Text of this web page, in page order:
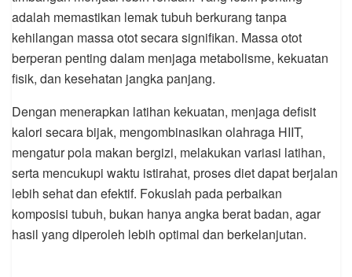
adalah memastikan lemak tubuh berkurang tanpa
kehilangan massa otot secara signifikan. Massa otot
berperan penting dalam menjaga metabolisme, kekuatan
fisik, dan kesehatan jangka panjang.
Dengan menerapkan latihan kekuatan, menjaga defisit
kalori secara bijak, mengombinasikan olahraga HIIT,
mengatur pola makan bergizi, melakukan variasi latihan,
serta mencukupi waktu istirahat, proses diet dapat berjalan
lebih sehat dan efektif. Fokuslah pada perbaikan
komposisi tubuh, bukan hanya angka berat badan, agar
hasil yang diperoleh lebih optimal dan berkelanjutan.